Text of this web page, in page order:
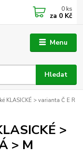
Menu
Hledat
0 ks
za 0 Kč
KLASICKÉ > varianta Č E R
>
> M